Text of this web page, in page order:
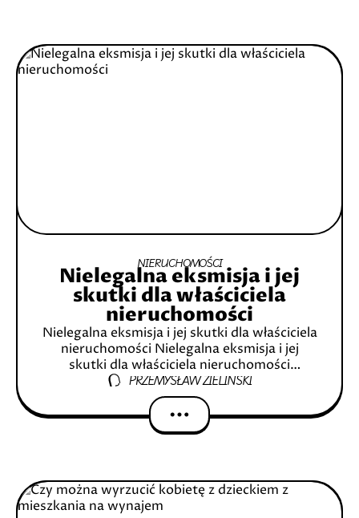
NIERUCHOMOŚCI
Nielegalna eksmisja i jej
skutki dla właściciela
nieruchomości
Nielegalna eksmisja i jej skutki dla właściciela
nieruchomości Nielegalna eksmisja i jej
skutki dla właściciela nieruchomości
Wprowadzenie Wyjaśnienie nielegalnej
eksmisji Znaczenie w kontekście posiadania
nieruchomości Zrozumienie Nielegalnej
Eksmisji Definicja nielegalnej
PRZEMYSŁAW ZIELIŃSKI